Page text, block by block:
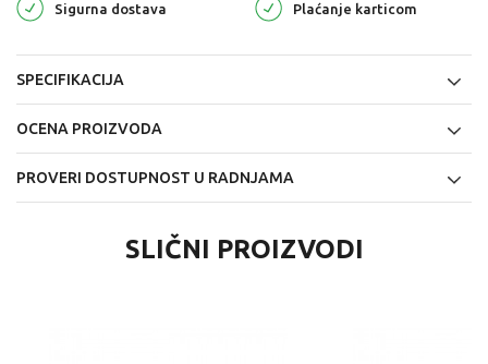
Sigurna dostava Plaćanje karticom
SPECIFIKACIJA
OCENA PROIZVODA
PROVERI DOSTUPNOST U RADNJAMA
SLIČNI PROIZVODI